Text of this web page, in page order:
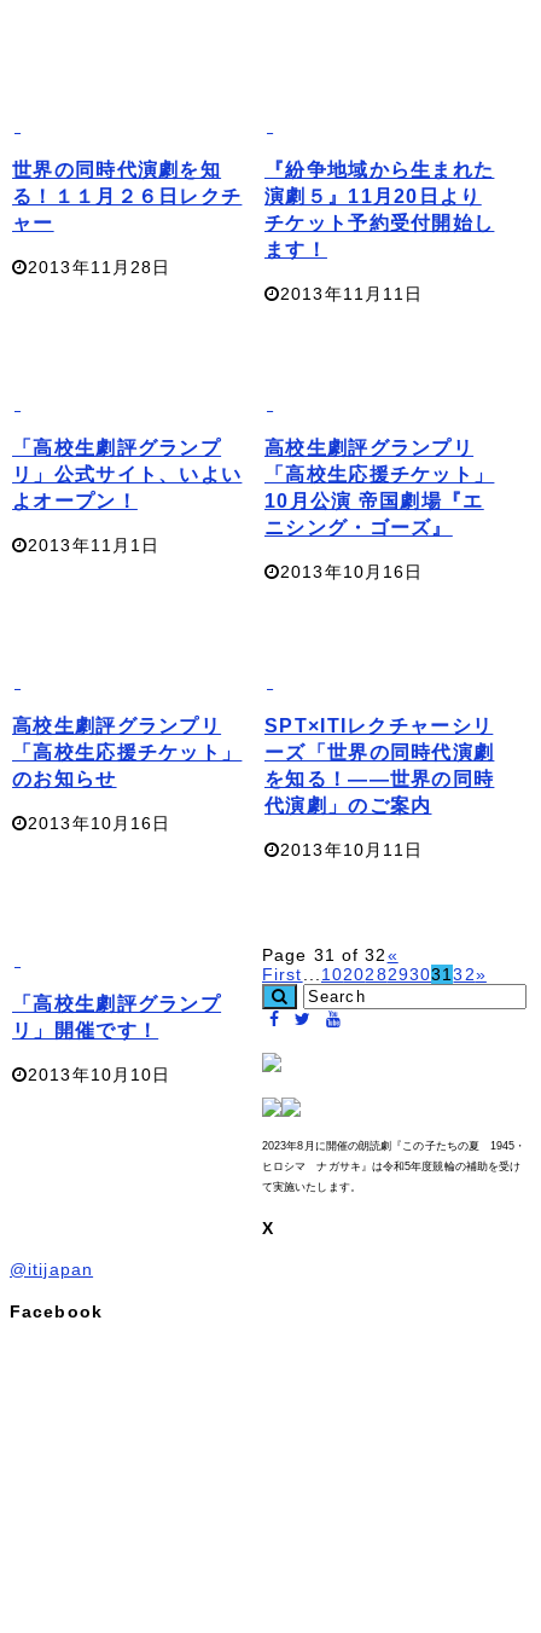
世界の同時代演劇を知
る！１１月２６日レクチ
ャー
2013年11月28日
『紛争地域から生まれた
演劇５』11月20日より
チケット予約受付開始し
ます！
2013年11月11日
「高校生劇評グランプ
リ」公式サイト、いよい
よオープン！
2013年11月1日
高校生劇評グランプリ
「高校生応援チケット」
10月公演 帝国劇場『エ
ニシング・ゴーズ』
2013年10月16日
高校生劇評グランプリ
「高校生応援チケット」
のお知らせ
2013年10月16日
SPT×ITIレクチャーシリ
ーズ「世界の同時代演劇
を知る！――世界の同時
代演劇」のご案内
2013年10月11日
「高校生劇評グランプ
リ」開催です！
2013年10月10日
Page 31 of 32«
First
10202829303132»
2023年8月に開催の朗読劇『この子たちの夏 1945・
ヒロシマ ナガサキ』は令和5年度競輪の補助を受け
て実施いたします。
X
@itijapan
Facebook